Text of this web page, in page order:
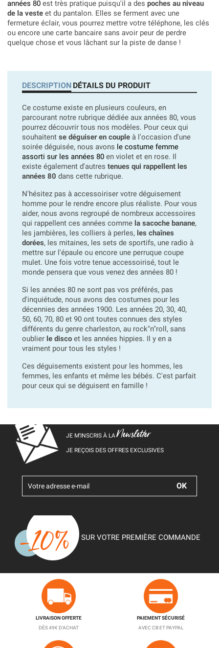
années 80 est très pratique puisqu'il a des poches au niveau
de la veste et du pantalon. Elles se ferment avec une
fermeture éclair, vous pourrez mettre votre téléphone, les clés
ou encore une carte bancaire sans avoir peur de perdre
quelque chose et vous lâchant sur la piste de danse !
DESCRIPTION DÉTAILS DU PRODUIT
Ce costume existe en plusieurs couleurs, en
parcourant notre rubrique dédiée aux années 80, vous
pourrez découvrir tous nos modèles. Pour ceux qui
souhaitent se déguiser en couple à l'occasion d'une
soirée déguisée, nous avons le costume femme
assorti sur les années 80 en violet et en rose. Il
existe également d'autres tenues qui rappellent les
années 80 dans cette rubrique.
N'hésitez pas à accessoiriser votre déguisement
homme pour le rendre encore plus réaliste. Pour vous
aider, nous avons regroupé de nombreux accessoires
qui rappellent ces années comme la sacoche banane,
les jambières, les colliers à perles, les chaînes
dorées, les mitaines, les sets de sportifs, une radio à
mettre sur l'épaule ou encore une perruque coupe
mulet. Une fois votre tenue accessoirisé, tout le
monde pensera que vous venez des années 80 !
Si les années 80 ne sont pas vos préférés, pas
d'inquiétude, nous avons des costumes pour les
décennies des années 1900. Les années 20, 30, 40,
50, 60, 70, 80 et 90 ont toutes connues des styles
différents du genre charleston, au rock"n"roll, sans
oublier le disco et les années hippies. Il y en a
vraiment pour tous les styles !
Ces déguisements existent pour les hommes, les
femmes, les enfants et même les bébés. C'est parfait
pour ceux qui se déguisent en famille !
JE M’INSCRIS À LANewsletter
JE REÇOIS DES OFFRES EXCLUSIVES
SUR VOTRE PREMIÈRE COMMANDE
LIVRAISON OFFERTE
DÈS 49€ D'ACHAT
PAIEMENT SÉCURISÉ
AVEC CB ET PAYPAL